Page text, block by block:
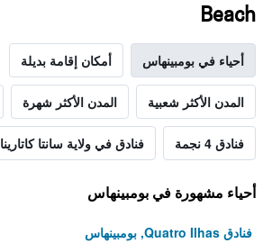
Beach
أحياء في بومبينهاس أمكان إقامة بديلة
المدن الأكثر شعبية المدن الأكثر شهرة
فنادق 4 نجمة فنادق في ولاية سانتا كاتارينا
أحياء مشهورة في بومبينهاس
فنادق Quatro Ilhas, بومبينهاس